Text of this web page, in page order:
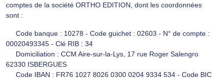
comptes de la société ORTHO EDITION, dont les coordonnées
sont :
Code banque : 10278 - Code guichet : 02603 - N° de compte :
00020493345 - Clé RIB : 34
Domiciliation : CCM Aire-sur-la-Lys, 17 rue Roger Salengro
62330 ISBERGUES
Code IBAN : FR76 1027 8026 0300 0204 9334 534 - Code BIC